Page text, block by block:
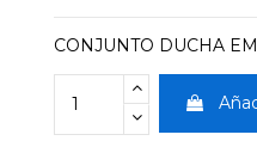
CONJUNTO DUCHA